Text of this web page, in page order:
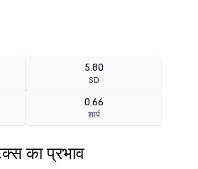
5.80
SD
0.66
शार्प
का प्रभाव